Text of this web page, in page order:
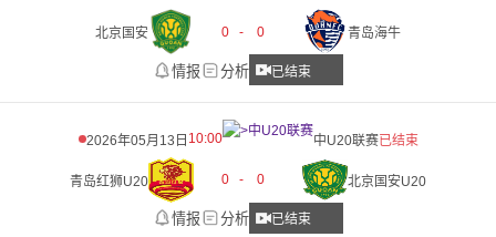
北京国安 0 - 0 青岛海牛
情报 分析 已结束
2026年05月13日 10:00 中U20联赛已结束
青岛红狮U20 0 - 0 北京国安U20
情报 分析 已结束